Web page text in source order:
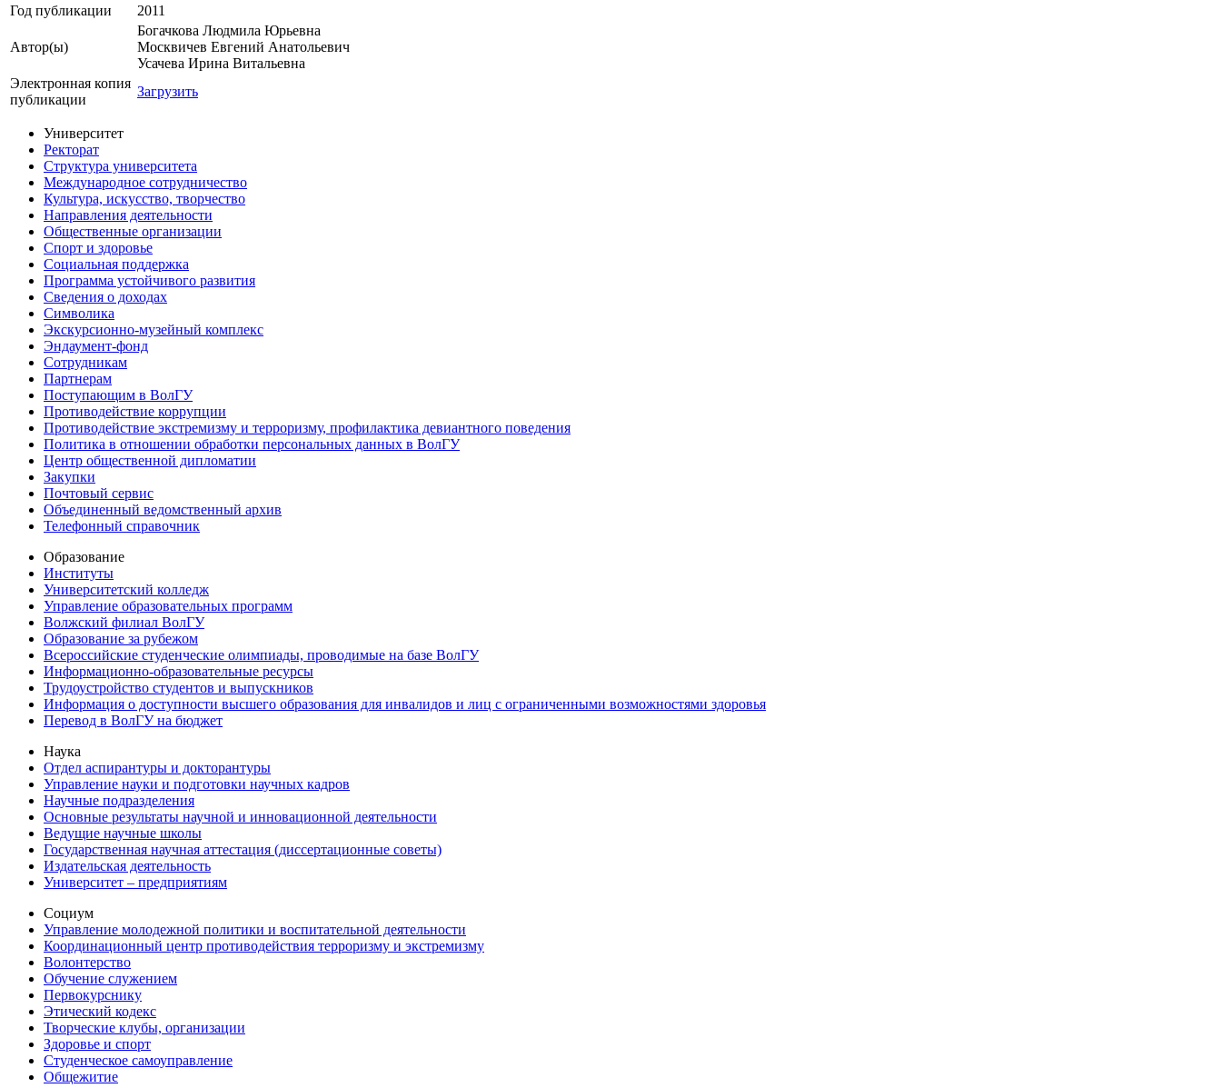
Год публикации
2011
Автор(ы)
Богачкова Людмила Юрьевна
Москвичев Евгений Анатольевич
Усачева Ирина Витальевна
Электронная копия
публикации
Загрузить
Университет
Ректорат
Структура университета
Международное сотрудничество
Культура, искусство, творчество
Направления деятельности
Общественные организации
Спорт и здоровье
Социальная поддержка
Программа устойчивого развития
Сведения о доходах
Символика
Экскурсионно-музейный комплекс
Эндаумент-фонд
Сотрудникам
Партнерам
Поступающим в ВолГУ
Противодействие коррупции
Противодействие экстремизму и терроризму, профилактика девиантного поведения
Политика в отношении обработки персональных данных в ВолГУ
Центр общественной дипломатии
Закупки
Почтовый сервис
Объединенный ведомственный архив
Телефонный справочник
Образование
Институты
Университетский колледж
Управление образовательных программ
Волжский филиал ВолГУ
Образование за рубежом
Всероссийские студенческие олимпиады, проводимые на базе ВолГУ
Информационно-образовательные ресурсы
Трудоустройство студентов и выпускников
Информация о доступности высшего образования для инвалидов и лиц с ограниченными возможностями здоровья
Перевод в ВолГУ на бюджет
Наука
Отдел аспирантуры и докторантуры
Управление науки и подготовки научных кадров
Научные подразделения
Основные результаты научной и инновационной деятельности
Ведущие научные школы
Государственная научная аттестация (диссертационные советы)
Издательская деятельность
Университет – предприятиям
Социум
Управление молодежной политики и воспитательной деятельности
Координационный центр противодействия терроризму и экстремизму
Волонтерство
Обучение служением
Первокурснику
Этический кодекс
Творческие клубы, организации
Здоровье и спорт
Студенческое самоуправление
Общежитие